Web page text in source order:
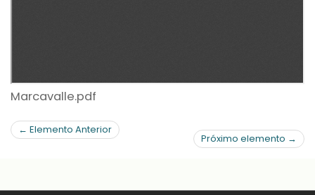
Marcavalle.pdf
← Elemento Anterior
Próximo elemento →